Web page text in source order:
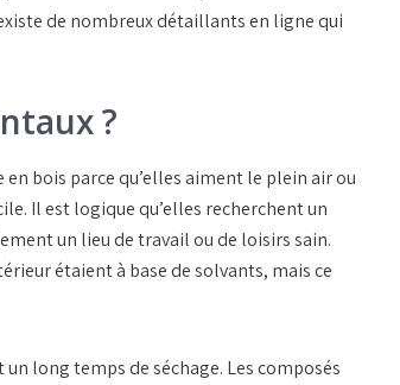
de nombreux détaillants en ligne qui
?
bois parce qu’elles aiment le plein air ou
Il est logique qu’elles recherchent un
un lieu de travail ou de loisirs sain.
étaient à base de solvants, mais ce
long temps de séchage. Les composés